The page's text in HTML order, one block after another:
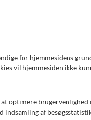
for hjemmesidens
vil hjemmesiden ikke
optimere
indsamling af